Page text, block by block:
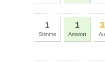
1
Stimme
1
Antwort